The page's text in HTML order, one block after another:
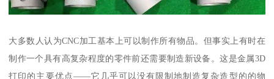
大多数人认为CNC加工基本上可以制作所有物品。但事实上有时在
制作一个具有高复杂程度的零件前还需要制造新设备。这是金属3D
打印的主要优点——它几乎可以没有限制地制造复杂造型的的物